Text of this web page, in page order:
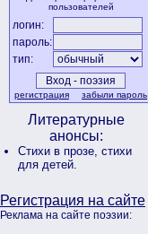
пользователей
логин:
пароль:
тип:
регистрация забыли пароль
Литературные
анонсы:
Стихи в прозе, стихи
для детей.
Регистрация на сайте
Реклама на сайте поэзии: